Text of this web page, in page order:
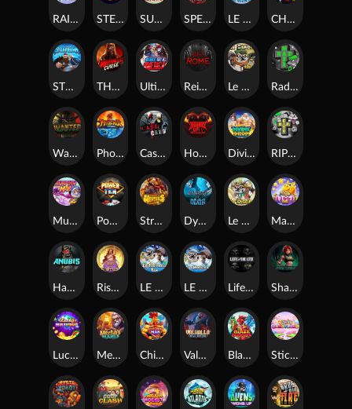
RAINBOW PRINCESS STEAMRUNNERS SUN PRINCESS SPEAR OF ATHENA LE SANTA CHAOS CREW 3
STORMBORN THE WILDWOOD CURSE Ultimate Slot of America Reign of Rome Le Bandit Rad Maxx
Wanted Dead or a Wild Phoenix Cash Crew Hounds Of Hell Divine Drop RIP City
Munchy Milo Power of 10 Strength Of Hercules Dynasty of Death Le Digger Magic Piggy OG
Hand of Anubis Rise of Fortuna LE FOOTBALL FAN LE HOOLIGAN Life and Death Shadow Treasure
Lucky Multifruit Merlin's Mania Chicken Man Valhalla: Wild Winter Blaze Buddies Sticky Candyland